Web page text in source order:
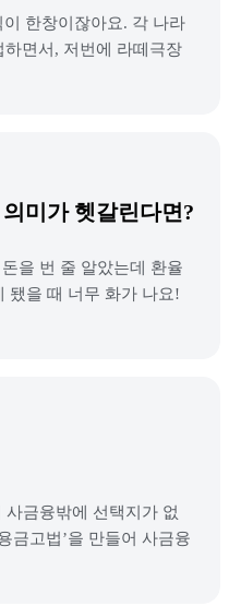
한창이잖아요. 각 나라
면서, 저번에 라떼극장
미가 헷갈린다면?
을 번 줄 알았는데 환율
됐을 때 너무 화가 나요!
금융밖에 선택지가 없
금고법’을 만들어 사금융